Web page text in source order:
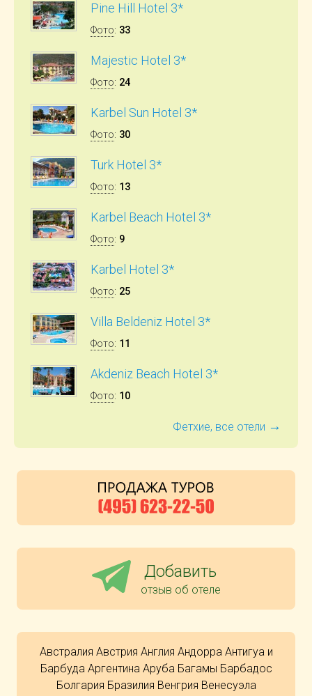
Pine Hill Hotel 3*
Фото: 33
Majestic Hotel 3*
Фото: 24
Karbel Sun Hotel 3*
Фото: 30
Turk Hotel 3*
Фото: 13
Karbel Beach Hotel 3*
Фото: 9
Karbel Hotel 3*
Фото: 25
Villa Beldeniz Hotel 3*
Фото: 11
Akdeniz Beach Hotel 3*
Фото: 10
Фетхие, все отели →
Добавить
отзыв об отеле
Австралия Австрия Англия Андорра Антигуа и
Барбуда Аргентина Аруба Багамы Барбадос
Болгария Бразилия Венгрия Венесуэла